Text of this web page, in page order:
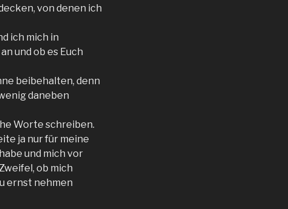
von denen ich
ich mich in
und ob es Euch
beibehalten, denn
daneben
Worte schreiben.
ja nur für meine
und mich vor
ob mich
ernst nehmen